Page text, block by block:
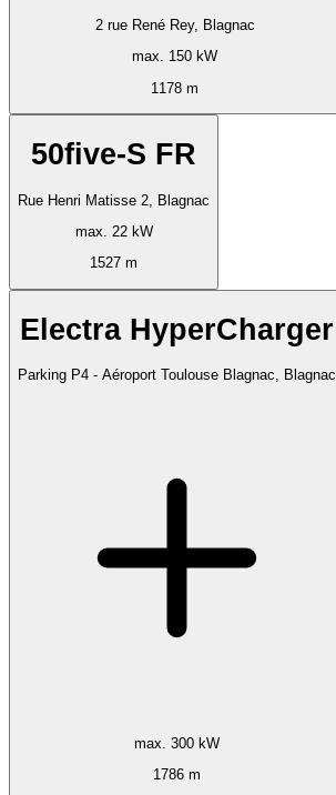
2 rue René Rey, Blagnac
max. 150 kW
1178 m
50five-S FR
Rue Henri Matisse 2, Blagnac
max. 22 kW
1527 m
Electra HyperCharger
Parking P4 - Aéroport Toulouse Blagnac, Blagnac
max. 300 kW
1786 m